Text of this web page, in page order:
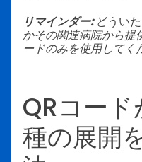
リマインダー:どうい
かその関連病院から提
ードのみを使用してく
QRコー
種の展開